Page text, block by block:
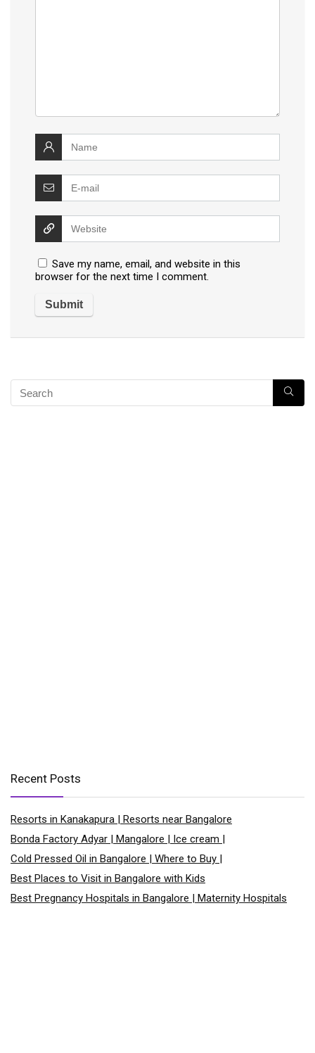
Save my name, email, and website in this
browser for the next time I comment.
Recent Posts
Resorts in Kanakapura | Resorts near Bangalore
Bonda Factory Adyar | Mangalore | Ice cream |
Cold Pressed Oil in Bangalore | Where to Buy |
Best Places to Visit in Bangalore with Kids
Best Pregnancy Hospitals in Bangalore | Maternity Hospitals